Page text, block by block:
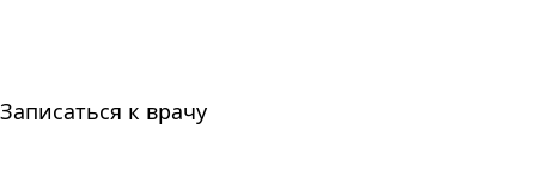
Записаться к врачу